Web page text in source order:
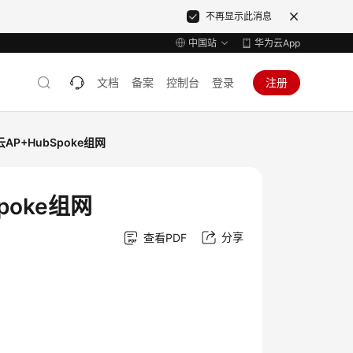
不再显示此消息
中国站 华为云App
文档 备案 控制台 登录 注册
AP+HubSpoke组网
组网
查看PDF 分享